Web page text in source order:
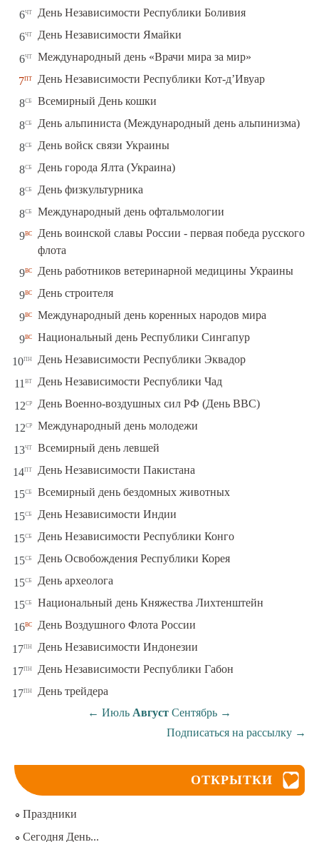
6чт День Независимости Республики Боливия
6чт День Независимости Ямайки
6чт Международный день «Врачи мира за мир»
7пт День Независимости Республики Кот-д’Ивуар
8сб Всемирный День кошки
8сб День альпиниста (Международный день альпинизма)
8сб День войск связи Украины
8сб День города Ялта (Украина)
8сб День физкультурника
8сб Международный день офтальмологии
9вс
День воинской славы России - первая победа русского
флота
9вс День работников ветеринарной медицины Украины
9вс День строителя
9вс Международный день коренных народов мира
9вс Национальный день Республики Сингапур
10пн День Независимости Республики Эквадор
11 вт День Независимости Республики Чад
12ср День Военно-воздушных сил РФ (День ВВС)
12ср Международный день молодежи
13чт Всемирный день левшей
14пт День Независимости Пакистана
15сб Всемирный день бездомных животных
15сб День Независимости Индии
15сб День Независимости Республики Конго
15сб День Освобождения Республики Корея
15сб День археолога
15сб Национальный день Княжества Лихтенштейн
16вс День Воздушного Флота России
17пн День Независимости Индонезии
17пн День Независимости Республики Габон
17пн
День трейдера
← Июль Август Сентябрь →
Подписаться на рассылку →
ОТКРЫТКИ
Праздники
Сегодня День...